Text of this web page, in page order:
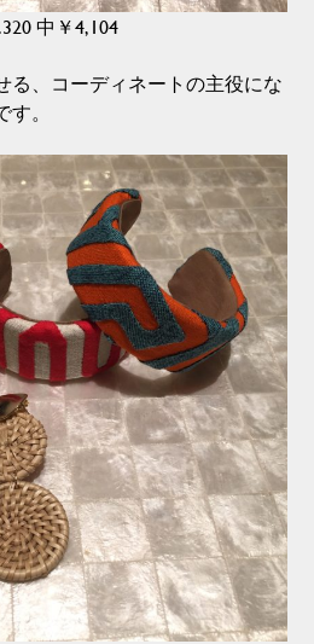
中￥4,104
る、コーディネートの主役にな
。